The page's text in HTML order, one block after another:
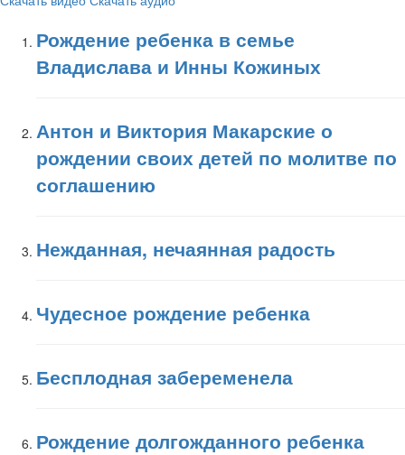
Рождение ребенка в семье
Владислава и Инны Кожиных
Антон и Виктория Макарские о
рождении своих детей по молитве по
соглашению
Нежданная, нечаянная радость
Чудесное рождение ребенка
Бесплодная забеременела
Рождение долгожданного ребенка